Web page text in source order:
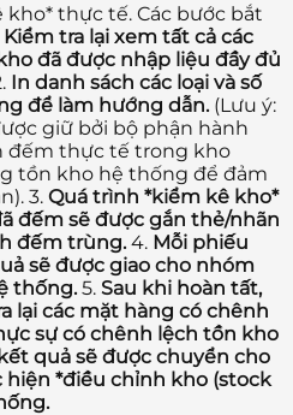
thực tế. Các bước bắt
Kiểm tra lại xem tất cả các
đã được nhập liệu đầy đủ
In danh sách các loại và số
để làm hướng dẫn.(Lưu ý:
giữ bởi bộ phận hành
đếm thực tế trong kho
tồn kho hệ thống để đảm
3. Quá trình *kiểm kê kho*
đếm sẽ được gắn thẻ/nhãn
đếm trùng.4. Mỗi phiếu
sẽ được giao cho nhóm
thống.5. Sau khi hoàn tất,
lại các mặt hàng có chênh
sự có chênh lệch tồn kho
quả sẽ được chuyển cho
*điều chỉnh kho (stock